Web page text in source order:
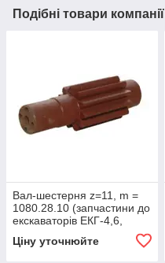
Подібні товари компанії
Вал-шестерня z=11, m =
1080.28.10 (запчастини до
екскаваторів ЕКГ-4,6,
Ціну уточнюйте